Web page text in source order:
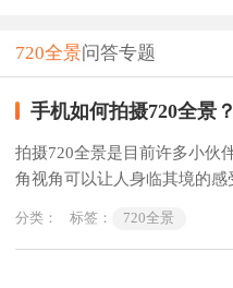
720全景问答专题
手机如何拍摄720全景？
拍摄720全景是目前许多小伙
角视角可以让人身临其境的
分类： 标签： 720全景